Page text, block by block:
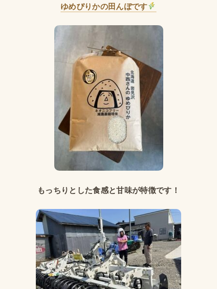
ゆめぴりかの田んぼです
もっちりとした食感と甘味が特徴です！